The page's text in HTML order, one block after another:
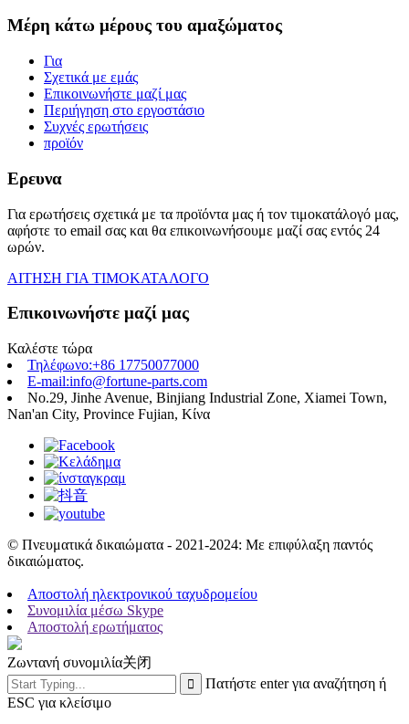
Μέρη κάτω μέρους του αμαξώματος
Για
Σχετικά με εμάς
Επικοινωνήστε μαζί μας
Περιήγηση στο εργοστάσιο
Συχνές ερωτήσεις
προϊόν
Ερευνα
Για ερωτήσεις σχετικά με τα προϊόντα μας ή τον τιμοκατάλογό μας,
αφήστε το email σας και θα επικοινωνήσουμε μαζί σας εντός 24
ωρών.
ΑΙΤΗΣΗ ΓΙΑ ΤΙΜΟΚΑΤΑΛΟΓΟ
Επικοινωνήστε μαζί μας
Καλέστε τώρα
Τηλέφωνο:+86 17750077000
E-mail:info@fortune-parts.com
No.29, Jinhe Avenue, Binjiang Industrial Zone, Xiamei Town,
Nan'an City, Province Fujian, Κίνα
© Πνευματικά δικαιώματα - 2021-2024: Με επιφύλαξη παντός
δικαιώματος.
Αποστολή ηλεκτρονικού ταχυδρομείου
Συνομιλία μέσω Skype
Αποστολή ερωτήματος
Ζωντανή συνομιλία关闭
Πατήστε enter για αναζήτηση ή
ESC για κλείσιμο